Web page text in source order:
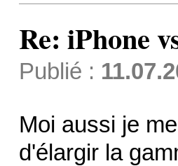
Re: iPhone
Publié :
Moi aussi je
d'élargir la